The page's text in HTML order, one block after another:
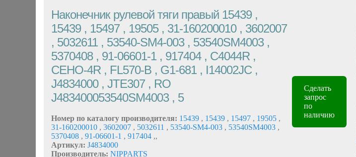
Наконечник рулевой тяги правый 15439 ,
15439 , 15497 , 19505 , 31-160200010 , 3602007
, 5032611 , 53540-SM4-003 , 53540SM4003 ,
5370408 , 91-06601-1 , 917404 , C4044R ,
CEHO-4R , FL570-B , G1-681 , I14002JC ,
J4834000 , JTE307 , RO
J483400053540SM4003 , 5
Номер по каталогу производителя: 15439 , 15439 , 15497 , 19505 ,
31-160200010 , 3602007 , 5032611 , 53540-SM4-003 , 53540SM4003 ,
5370408 , 91-06601-1 , 917404 ,,
Артикул: J4834000
Производитель: NIPPARTS
Сделать
запрос
по
наличию